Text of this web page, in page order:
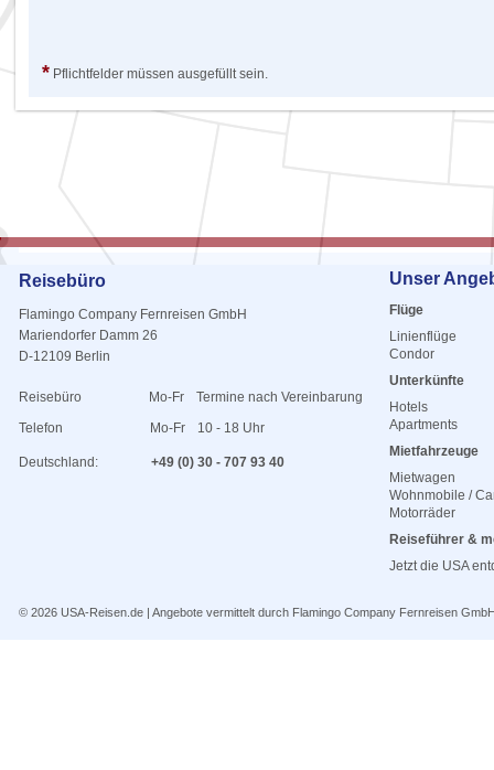
* Pflichtfelder müssen ausgefüllt sein.
Reisebüro
Flamingo Company Fernreisen GmbH
Mariendorfer Damm 26
D-12109 Berlin
Reisebüro Mo-Fr
Termine nach Vereinbarung
Telefon
Mo-Fr 10 - 18 Uhr
Deutschland: +49 (0) 30 - 707 93 40
Unser
Flüge
Linienflüge
Condor
Unterkünfte
Hotels
Apartments
Mietfahrzeuge
Mietwagen
Wohnmobile /
Motorräder
Reiseführer &
Jetzt die USA
© 2026 USA-Reisen.de | Angebote vermittelt durch Flamingo Company Fernreisen